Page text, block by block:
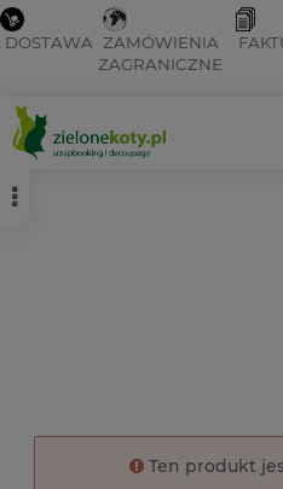
DOSTAWA ZAMÓWIENIA
ZAGRANICZNE
Ten produkt